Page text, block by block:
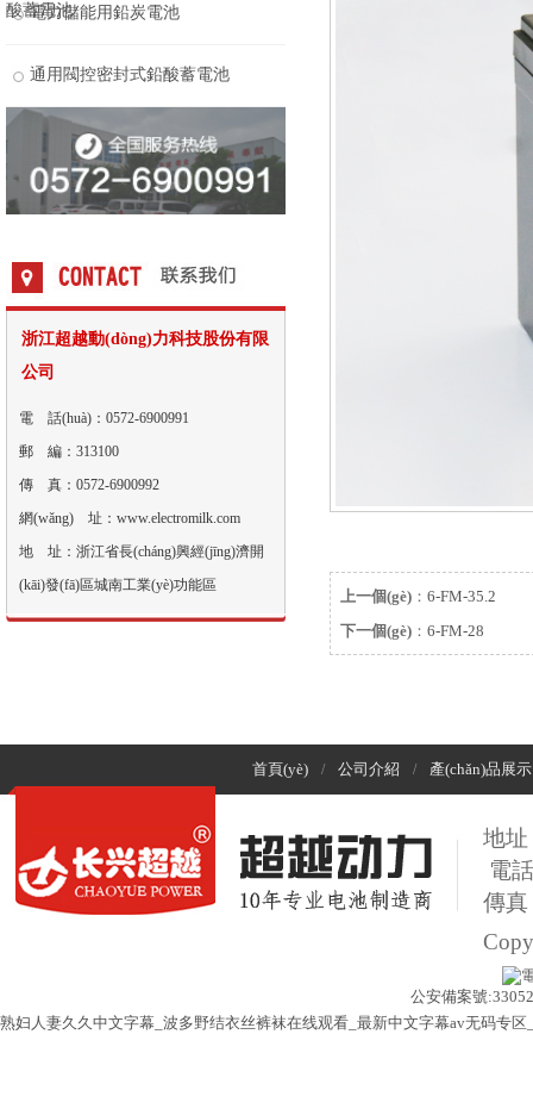
酸蓄電池
電力儲能用鉛炭電池
通用閥控密封式鉛酸蓄電池
浙江超越動(dòng)力科技股份有限
公司
電 話(huà)：0572-6900991
郵 編：313100
傳 真：0572-6900992
網(wǎng) 址：www.electromilk.com
地 址：浙江省長(cháng)興經(jīng)濟開
(kāi)發(fā)區城南工業(yè)功能區
上一個(gè) ： 6-FM-35.2
下一個(gè) ： 6-FM-28
首頁(yè) / 公司介紹 / 產(chǎn)品展示
地址
電
傳
公安備案號
熟妇人妻久久中文字幕_波多野结衣丝裤袜在线观看_最新中文字幕av无码专区